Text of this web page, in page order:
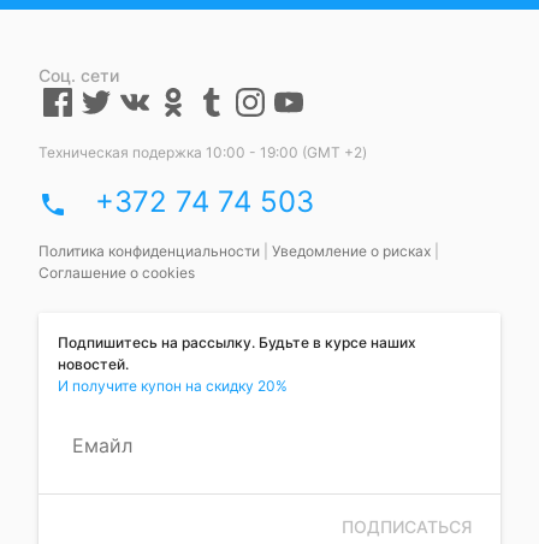
Соц. сети
Техническая подержка 10:00 - 19:00 (GMT +2)
phone +372 74 74 503
Политика конфиденциальности Уведомление о рисках
Соглашение о cookies
Подпишитесь на рассылку. Будьте в курсе наших
новостей.
И получите купон на скидку 20%
Емайл
ПОДПИСАТЬСЯ